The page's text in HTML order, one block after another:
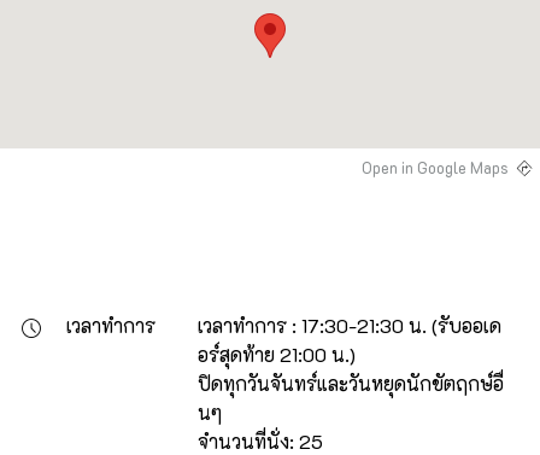
Open in Google Maps
เวลาทำการ
เวลาทำการ : 17:30-21:30 น. (รับออเด
อร์สุดท้าย 21:00 น.)
ปิดทุกวันจันทร์และวันหยุดนักขัตฤกษ์อื่
นๆ
จำนวนที่นั่ง: 25